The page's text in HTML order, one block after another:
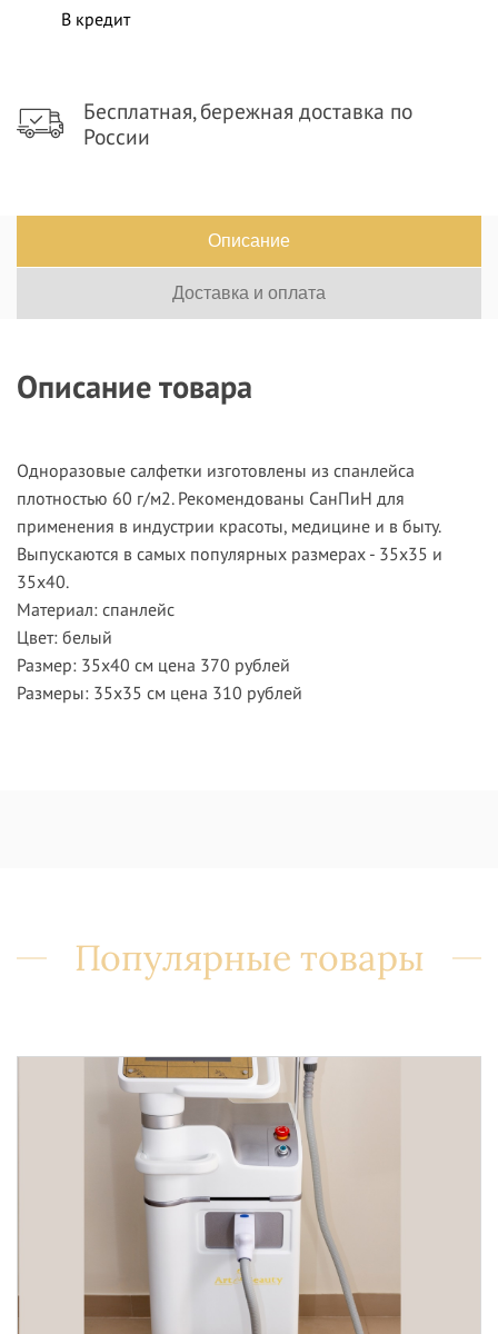
В кредит
Бесплатная, бережная доставка по
России
Описание
Доставка и оплата
Описание товара
Одноразовые салфетки изготовлены из спанлейса
плотностью 60 г/м2. Рекомендованы СанПиН для
применения в индустрии красоты, медицине и в быту.
Выпускаются в самых популярных размерах - 35х35 и
35х40.
Материал: спанлейс
Цвет: белый
Размер: 35х40 см цена 370 рублей
Размеры: 35х35 см цена 310 рублей
Популярные товары